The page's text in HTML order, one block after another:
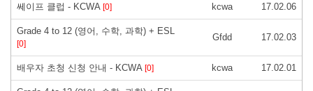
쎄이프 클럽 - KCWA [0] kcwa 17.02.06
Grade 4 to 12 (영어, 수학, 과학) + ESL
[0]
Gfdd 17.02.03
배우자 초청 신청 안내 - KCWA [0] kcwa 17.02.01